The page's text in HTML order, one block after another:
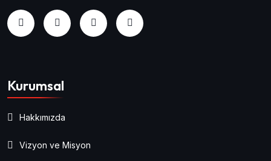
Kurumsal
Hakkımızda
Vizyon ve Misyon